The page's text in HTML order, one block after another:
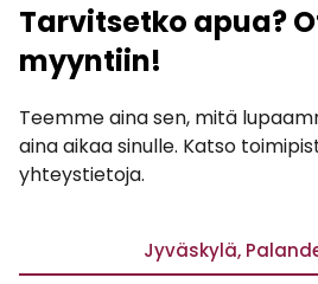
Tarvitsetko apua?
myyntiin!
Teemme aina sen, mitä
aina aikaa sinulle. Katso
yhteystietoja.
Jyväskylä,